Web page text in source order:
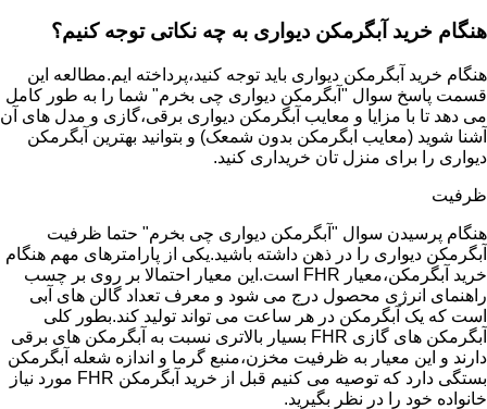
هنگام خرید آبگرمکن دیواری به چه نکاتی توجه کنیم؟
هنگام خرید آبگرمکن دیواری باید توجه کنید،پرداخته ایم.مطالعه این
قسمت پاسخ سوال "آبگرمکن دیواری چی بخرم" شما را به طور کامل
می دهد تا با مزایا و معایب آبگرمکن دیواری برقی،گازی و مدل های آن
آشنا شوید (معایب ابگرمکن بدون شمعک) و بتوانید بهترین آبگرمکن
دیواری را برای منزل تان خریداری کنید.
ظرفیت
هنگام پرسیدن سوال "آبگرمکن دیواری چی بخرم" حتما ظرفیت
آبگرمکن دیواری را در ذهن داشته باشید.یکی از پارامترهای مهم هنگام
خرید آبگرمکن،معیار FHR است.این معیار احتمالا بر روی بر چسب
راهنمای انرژی محصول درج می شود و معرف تعداد گالن های آبی
است که یک آبگرمکن در هر ساعت می تواند تولید کند.بطور کلی
آبگرمکن های گازی FHR بسیار بالاتری نسبت به آبگرمکن های برقی
دارند و این معیار به ظرفیت مخزن،منبع گرما و اندازه شعله آبگرمکن
بستگی دارد که توصیه می کنیم قبل از خرید آبگرمکن FHR مورد نیاز
خانواده خود را در نظر بگیرید.